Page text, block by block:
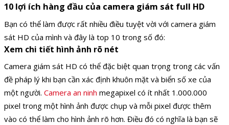
10 lợi ích hàng đầu của camera giám sát full HD
Bạn có thể làm được rất nhiều điều tuyệt vời với camera giám
sát HD của mình và đây là top 10 trong số đó:
Xem chi tiết hình ảnh rõ nét
Camera giám sát HD có thể đặc biệt quan trọng trong các vấn
đề pháp lý khi bạn cần xác định khuôn mặt và biển số xe của
một người. Camera an ninh megapixel có ít nhất 1.000.000
pixel trong một hình ảnh được chụp và mỗi pixel được thêm
vào có thể làm cho hình ảnh rõ hơn. Điều đó có nghĩa là bạn sẽ